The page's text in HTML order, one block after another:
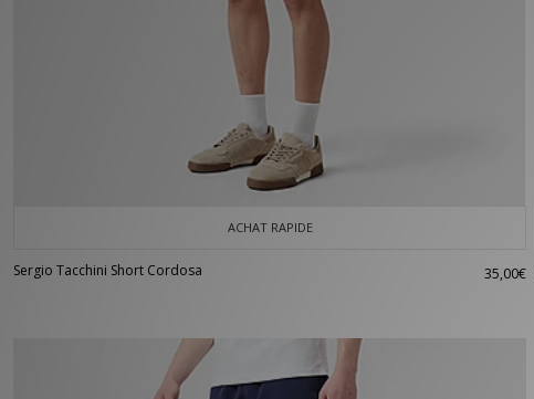
ACHAT RAPIDE
Sergio Tacchini Short Cordosa 35,00€